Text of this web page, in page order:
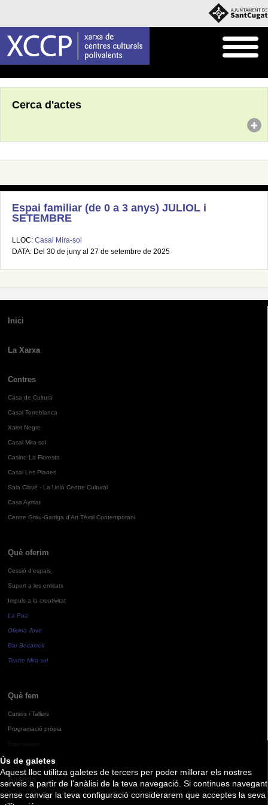
Ús de galetes
Aquest lloc utilitza galetes de tercers per poder millorar els nostres
serveis a partir de l'anàlisi de la teva navegació. Si continues navegant
sense canviar la teva configuració considerarem que acceptes la seva
Cerca d'actes
Espai familiar (de 0 a 3 anys) JULIOL i
SETEMBRE
LLOC: Casal Mira-sol
DATA: Del 30 de juny al 27 de setembre de 2025
Inici
La Xarxa
Centres
Casa de Cultura
Casal Torreblanca
Xalet Negre
Casal Mira-sol
Casino La Floresta
Casal Les Planes
Sala Clavé - La Unió Centre Cultural
Casa Aymat
Centre Grau-Garriga d'Art Tèxtil Contemporani
Què oferim
Cessió d'espais
Suport a les entitats
Impuls a la creativitat
La Pua
Oficina Jove
Bar Bocamoll
Teatre Mira-sol
Què fem
Cursos i Tallers
Programació pròpia
Agenda